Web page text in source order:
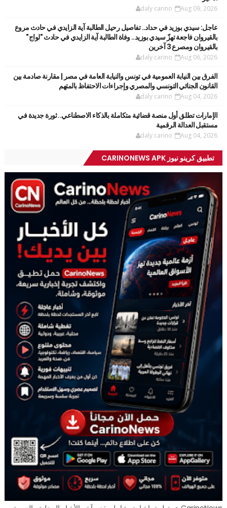
daly carino Aug 09, 2026
عاجل: سيدي بوزيد في حداد.. تفاصيل رحيل الطالبة آية الزايدي في حادث مروع
بالقيروان فاجعة تهزّ سيدي بوزيد.. وفاة الطالبة آية الزايدي في حادث "لواج"
بالقيروان ومصرع 3 آخرين
daly carino Aug 06, 2026
الفرق بين النيابة العمومية في تونس والنيابة العامة في مصر | مقارنة صادمة بين
القانون الجنائي التونسي والمصري وإجراءات الاحتفاظ بالمتهم
daly carino Aug 04, 2026
الإمارات تطلق أول منصة قضائية متكاملة بالذكاء الاصطناعي.. ثورة جديدة في
مستقبل العدالة الرقمية
daly carino Aug 04, 2026
تطبيق كرينو نيوز CARINONEWS APK